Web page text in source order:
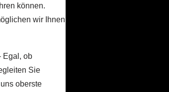
können.
wir Ihnen
Egal, ob
Sie
oberste